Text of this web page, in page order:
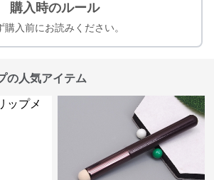
購入時のルール
購入前にお読みください。
の人気アイテム